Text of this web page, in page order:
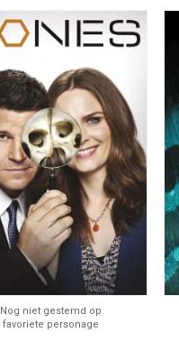
Nog niet gestemd op
favoriete personage